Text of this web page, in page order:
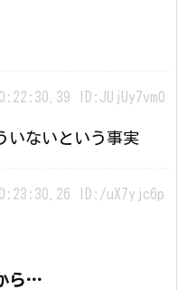
ID:JUjUy7vm0
いないという事実
ID:/uX7yjc6p
ら…